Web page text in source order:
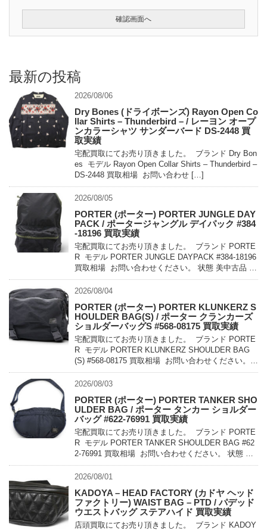
最新の投稿
2026/08/06
Dry Bones (ドライボーンズ) Rayon Open Co
llar Shirts – Thunderbird – / レーヨン オープ
ンカラーシャツ サンダーバード DS-2448 買
取実績
宅配買取にてお売り頂きました。 ブランド Dry Bon
es モデル Rayon Open Collar Shirts – Thunderbird –
DS-2448 買取相場 お問い合わせ […]
2026/08/05
PORTER (ポーター) PORTER JUNGLE DAY
PACK / ポータージャングル デイパック #384
-18196 買取実績
宅配買取にてお売り頂きました。 ブランド PORTE
R モデル PORTER JUNGLE DAYPACK #384-18196
買取相場 お問い合わせください。 状態 美中古品 軽
量でコンパクトに持ち運べるパッカ […]
2026/08/04
PORTER (ポーター) PORTER KLUNKERZ S
HOULDER BAG(S) / ポーター クランカーズ
ショルダーバッグS #568-08175 買取実績
宅配買取にてお売り頂きました。 ブランド PORTE
R モデル PORTER KLUNKERZ SHOULDER BAG
(S) #568-08175 買取相場 お問い合わせください。
状態 美中古品 メッセンジャー […]
2026/08/03
PORTER (ポーター) PORTER TANKER SHO
ULDER BAG / ポーター タンカー ショルダー
バッグ #622-76991 買取実績
宅配買取にてお売り頂きました。 ブランド PORTE
R モデル PORTER TANKER SHOULDER BAG #62
2-76991 買取相場 お問い合わせください。 状態 未
使用品 1983年に誕生したPO […]
2026/08/01
KADOYA – HEAD FACTORY (カドヤ ヘッド
ファクトリー) WAIST BAG – PTD / パデッド
ウエストバッグ ステアハイド 買取実績
店頭買取にてお売り頂きました。 ブランド KADOY